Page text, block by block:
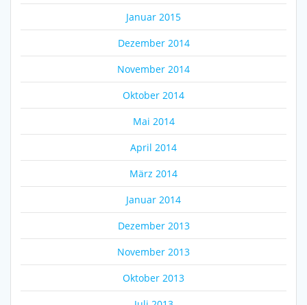
Januar 2015
Dezember 2014
November 2014
Oktober 2014
Mai 2014
April 2014
März 2014
Januar 2014
Dezember 2013
November 2013
Oktober 2013